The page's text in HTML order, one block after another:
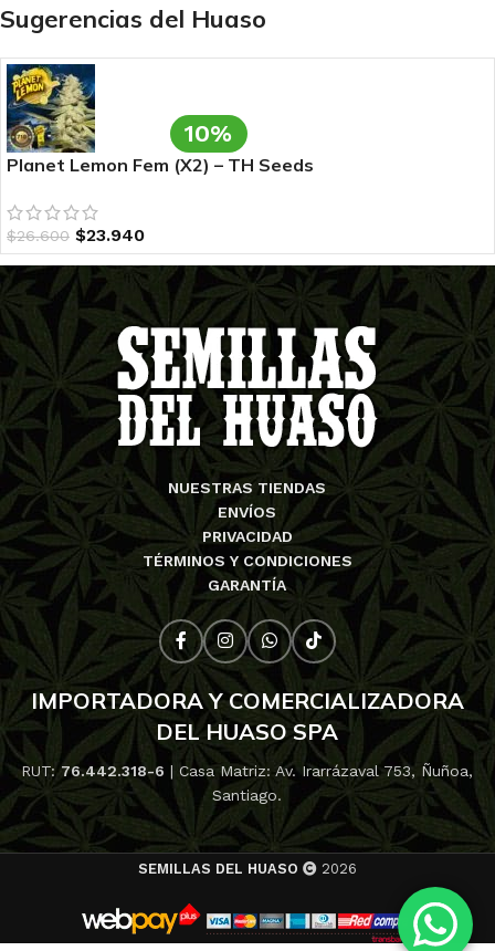
Sugerencias del Huaso
10%
Planet Lemon Fem (X2) – TH Seeds
$26.600 $23.940
NUESTRAS TIENDAS
ENVÍOS
PRIVACIDAD
TÉRMINOS Y CONDICIONES
GARANTÍA
IMPORTADORA Y COMERCIALIZADORA
DEL HUASO SPA
RUT:76.442.318-6 | Casa Matriz: Av. Irarrázaval 753, Ñuñoa,
Santiago.
SEMILLAS DEL HUASO 2026
10% de